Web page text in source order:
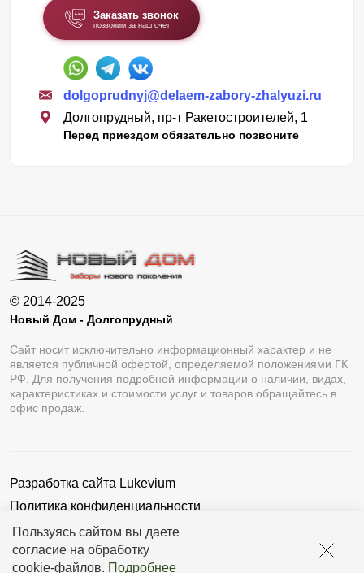
Пользуясь сайтом вы даете
согласие на обработку
cookie-файлов. Подробнее
Заказать звонок
позвоним за наш счет
dolgoprudnyj@delaem-zabory-zhalyuzi.ru
Долгопрудный, пр-т Ракетостроителей, 1
Перед приездом обязательно позвоните
© 2014-2025
Новый Дом - Долгопрудный
Сайт носит исключительно информационный характер и не
является публичной офертой, определяемой положениями ГК
РФ. Для получения подробной информации о наличии, видах,
характеристиках и стоимости услуг и товаров обращайтесь в
офис продаж.
Разработка сайта Lukevium
Политика конфиденциальности
Пользовательское соглашение